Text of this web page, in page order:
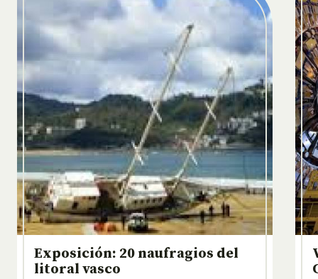
Exposición: 20 naufragios del
litoral vasco